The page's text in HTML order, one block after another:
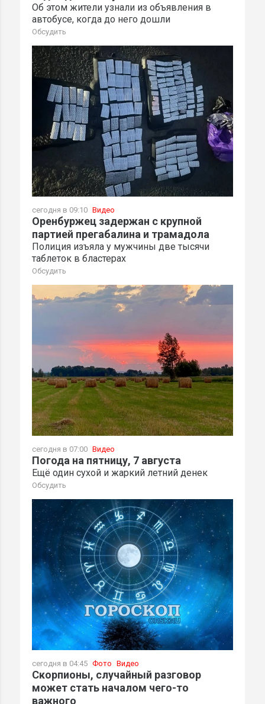
Об этом жители узнали из объявления в
автобусе, когда до него дошли
Обсудить
сегодня в 09:10 Видео
Оренбуржец задержан с крупной
партией прегабалина и трамадола
Полиция изъяла у мужчины две тысячи
таблеток в бластерах
Обсудить
сегодня в 07:00 Видео
Погода на пятницу, 7 августа
Ещё один сухой и жаркий летний денек
Обсудить
сегодня в 04:45 Фото Видео
Скорпионы, случайный разговор
может стать началом чего-то
важного